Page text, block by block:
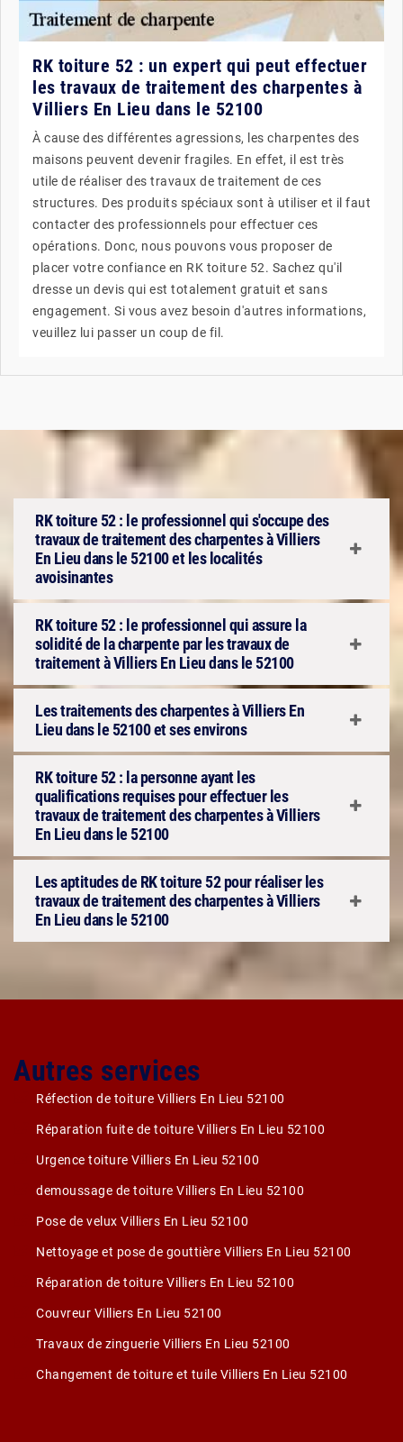
RK toiture 52 : un expert qui peut effectuer
les travaux de traitement des charpentes à
Villiers En Lieu dans le 52100
À cause des différentes agressions, les charpentes des
maisons peuvent devenir fragiles. En effet, il est très
utile de réaliser des travaux de traitement de ces
structures. Des produits spéciaux sont à utiliser et il faut
contacter des professionnels pour effectuer ces
opérations. Donc, nous pouvons vous proposer de
placer votre confiance en RK toiture 52. Sachez qu'il
dresse un devis qui est totalement gratuit et sans
engagement. Si vous avez besoin d'autres informations,
veuillez lui passer un coup de fil.
RK toiture 52 : le professionnel qui s'occupe des
travaux de traitement des charpentes à Villiers
En Lieu dans le 52100 et les localités
avoisinantes
RK toiture 52 : le professionnel qui assure la
solidité de la charpente par les travaux de
traitement à Villiers En Lieu dans le 52100
Les traitements des charpentes à Villiers En
Lieu dans le 52100 et ses environs
RK toiture 52 : la personne ayant les
qualifications requises pour effectuer les
travaux de traitement des charpentes à Villiers
En Lieu dans le 52100
Les aptitudes de RK toiture 52 pour réaliser les
travaux de traitement des charpentes à Villiers
En Lieu dans le 52100
Autres services
Réfection de toiture Villiers En Lieu 52100
Réparation fuite de toiture Villiers En Lieu 52100
Urgence toiture Villiers En Lieu 52100
demoussage de toiture Villiers En Lieu 52100
Pose de velux Villiers En Lieu 52100
Nettoyage et pose de gouttière Villiers En Lieu 52100
Réparation de toiture Villiers En Lieu 52100
Couvreur Villiers En Lieu 52100
Travaux de zinguerie Villiers En Lieu 52100
Changement de toiture et tuile Villiers En Lieu 52100